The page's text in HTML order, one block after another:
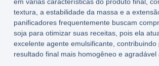
em várias características do produto final,
textura, a estabilidade da massa e a
panificadores frequentemente buscam
sojapara otimizar suas receitas, pois ela
excelente agente emulsificante, contribuindo
resultado final mais homogêneo e agradável